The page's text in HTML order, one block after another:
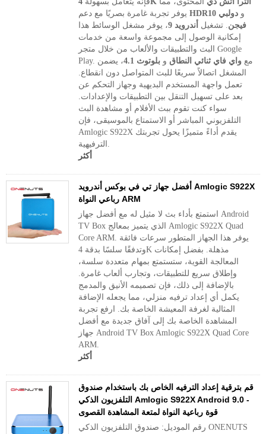
HDR10 و دولبي
فيجن. تشغيل أندرويد 9
، يوفر مشغل الوسائط هذا
إمكانية الوصول إلى مجموعة واسعة من خدمات
البث والتطبيقات والألعاب من خلال متجر Google
Play. مع واي فاي ثنائي النطاق و بلوتوث 4.1
، يضمن
المشغل اتصالاً سريعًا للبث المتواصل دون انقطاع.
تعمل واجهة المستخدم البديهية وجهاز التحكم عن
بعد على تسهيل التنقل بين التطبيقات والإعدادات.
سواء كنت تقوم ببث الأفلام أو مشاهدة البث
التلفزيوني المباشر أو الاستمتاع بالموسيقى، فإن
Amlogic S922X يقدم أداءً متميزًا يحول تجربتك
الترفيهية.
أكثر
أفضل جهاز تي في بوكس ​​أندرويد Amlogic S922X
رباعي النواة ARM
استمتع بأداء بث لا مثيل له مع أفضل جهاز Android
TV Box الذي يتميز بمعالج Amlogic S922X Quad
Core ARM. يوفر هذا الجهاز المتطور سرعات فائقة
وتدفقًا سلسًا بدقة 4K مذهلة. بفضل إمكانات
المعالجة القوية، ستستمتع بمهام متعددة سلسة،
وإطلاق سريع للتطبيقات، وتجارب ألعاب غامرة.
بالإضافة إلى ذلك، فإن تصميمه الأنيق والمدمج
يكمل أي إعداد ترفيه منزلي، مما يجعله الإضافة
المثالية لغرفة المعيشة الخاصة بك. ارفع تجربة
المشاهدة الخاصة بك إلى آفاق جديدة مع أفضل
جهاز Android TV Box Amlogic S922X Quad Core
ARM.
أكثر
قم بترقية إعداد الترفيه الخاص بك باستخدام صندوق
التلفزيون الذكي Amlogic S922X Android 9.0 -
قوة رباعية النواة لمتعة المشاهدة القصوى
رقم الموديل: صندوق التلفزيون الذكي ONENUTS